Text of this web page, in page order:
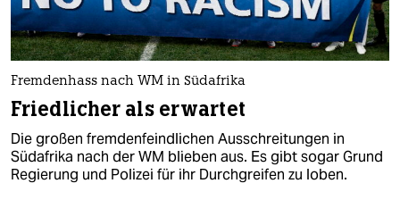
Fremdenhass nach WM in Südafrika
Friedlicher als erwartet
Die großen fremdenfeindlichen Ausschreitungen in
Südafrika nach der WM blieben aus. Es gibt sogar Grund
Regierung und Polizei für ihr Durchgreifen zu loben.